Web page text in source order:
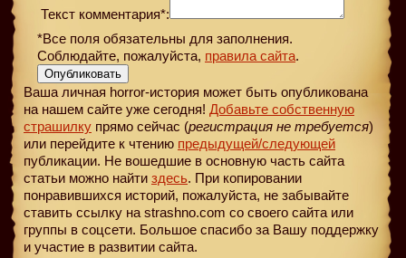
Текст комментария*:
*Все поля обязательны для заполнения.
Соблюдайте, пожалуйста, правила сайта.
Опубликовать
Ваша личная horror-история может быть опубликована
на нашем сайте уже сегодня! Добавьте собственную
страшилку прямо сейчас (регистрация не требуется)
или перейдите к чтению предыдущей/следующей
публикации. Не вошедшие в основную часть сайта
статьи можно найти здесь. При копировании
понравившихся историй, пожалуйста, не забывайте
ставить ссылку на strashno.com со своего сайта или
группы в соцсети. Большое спасибо за Вашу поддержку
и участие в развитии сайта.